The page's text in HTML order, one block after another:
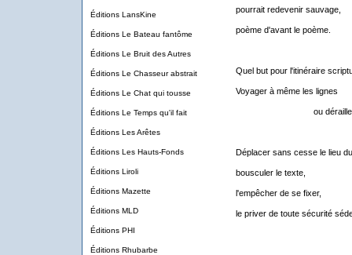
Éditions LansKine
Éditions Le Bateau fantôme
Éditions Le Bruit des Autres
Éditions Le Chasseur abstrait
Éditions Le Chat qui tousse
Éditions Le Temps qu'il fait
Éditions Les Arêtes
Éditions Les Hauts-Fonds
Éditions Liroli
Éditions Mazette
Éditions MLD
Éditions PHI
Éditions Rhubarbe
pourrait redevenir sauvage,
poème d'avant le poème.
Quel but pour l'itinéraire
Voyager à même les lignes
ou dérailler
Déplacer sans cesse le lieu
bousculer le texte,
l'empêcher de se fixer,
le priver de toute sécurité